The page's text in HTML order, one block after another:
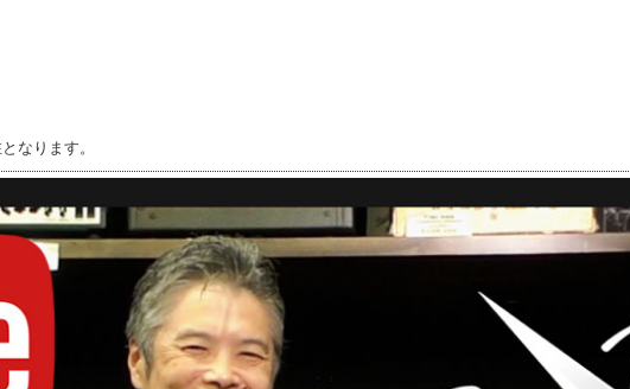
なります。